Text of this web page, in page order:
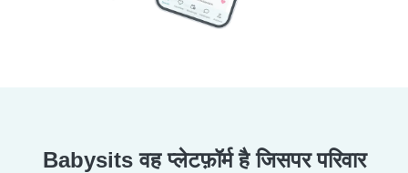
Babysits वह प्लेटफ़ॉर्म है जिसपर परिवार